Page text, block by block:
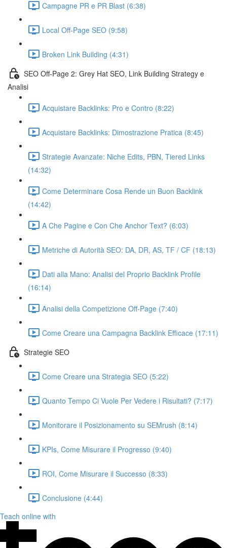
Campagne PR e PR Blast (6:38)
Local Off-Page SEO (9:58)
Broken Link Building (4:31)
SEO Off-Page 2: Grey Hat SEO, Link Building Strategy e
Analisi
Acquistare Backlinks: Pro e Contro (8:22)
Acquistare Backlinks: Dimostrazione Pratica (8:45)
Strategie Avanzate: Niche Edits, PBN, Tiered Links
(14:32)
Come Determinare Cosa Rende un Buon Backlink
(14:42)
A Che Pagine e Con Che Anchor Text? (6:03)
Metriche di Autorità SEO: DA, DR, AS, TF / CF (18:13)
Dati alla Mano: Analisi del Proprio Backlink Profile
(16:14)
Analisi della Competizione Off-Page (7:40)
Come Creare una Campagna Backlink Efficace (17:11)
Strategie SEO
Come Creare una Strategia SEO (5:22)
Quanto Tempo Ci Vuole Per Vedere i Risultati? (7:17)
Monitorare il Posizionamento su SEMrush (8:14)
KPIs, Come Misurare il Progresso (9:40)
ROI, Come Misurare il Successo (8:33)
Conclusione (4:44)
Teach online with